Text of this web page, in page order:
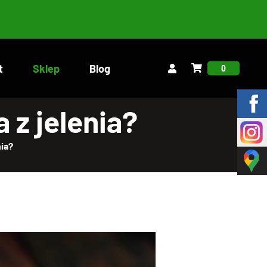
Sklep Blog 0
z jelenia?